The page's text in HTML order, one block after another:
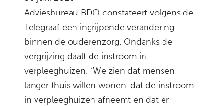
Adviesbureau BDO constateert volgens de
Telegraaf een ingrijpende verandering
binnen de ouderenzorg. Ondanks de
vergrijzing daalt de instroom in
verpleeghuizen. “We zien dat mensen
langer thuis willen wonen, dat de instroom
in verpleeghuizen afneemt en dat er